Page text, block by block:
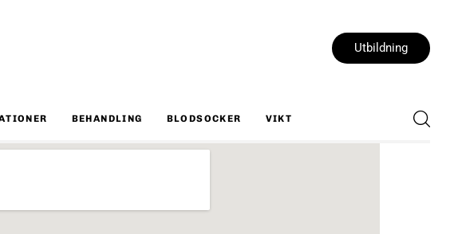
Utbildning
BEHANDLING BLODSOCKER VIKT